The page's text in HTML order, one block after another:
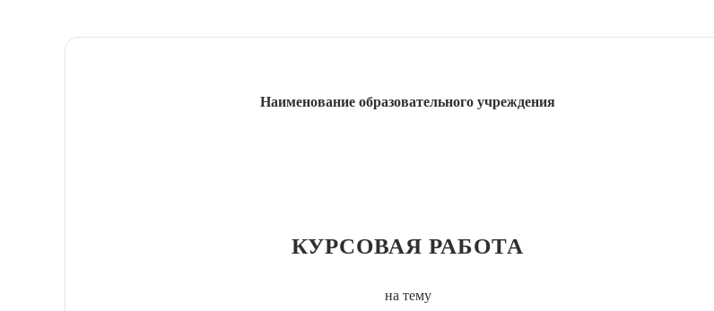
Наименование образовательного учреждения
КУРСОВАЯ РАБОТА
на тему